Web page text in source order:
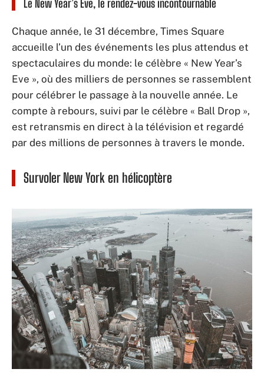
Le New Year’s Eve, le rendez-vous incontournable
Chaque année, le 31 décembre, Times Square
accueille l’un des événements les plus attendus et
spectaculaires du monde: le célèbre « New Year’s
Eve », où des milliers de personnes se rassemblent
pour célébrer le passage à la nouvelle année. Le
compte à rebours, suivi par le célèbre « Ball Drop »,
est retransmis en direct à la télévision et regardé
par des millions de personnes à travers le monde.
Survoler New York en hélicoptère